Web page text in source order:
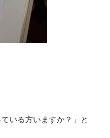
いる方いますか？」と